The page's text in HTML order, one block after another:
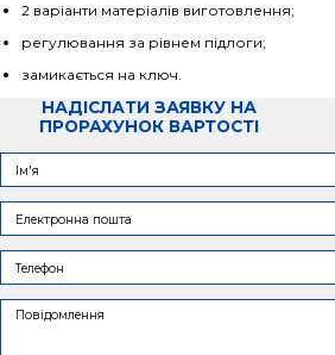
2 варіанти матеріалів виготовлення;
регулювання за рівнем підлоги;
замикається на ключ.
НАДІСЛАТИ ЗАЯВКУ НА
ПРОРАХУНОК ВАРТОСТІ